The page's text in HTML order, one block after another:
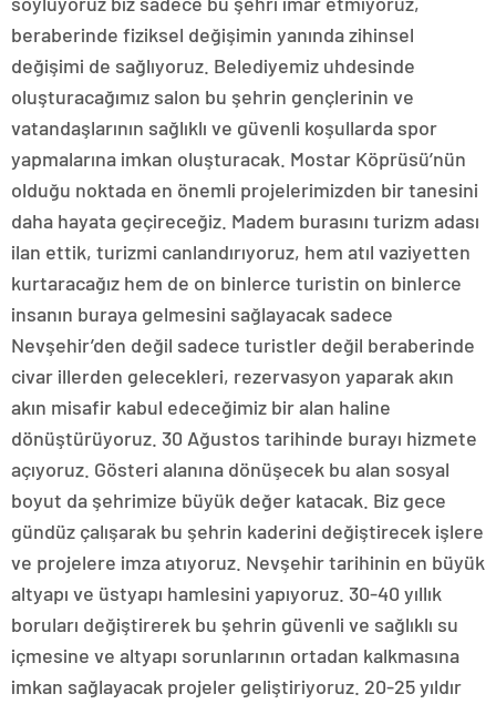
beraberinde fiziksel değişimin yanında zihinsel
değişimi de sağlıyoruz. Belediyemiz uhdesinde
oluşturacağımız salon bu şehrin gençlerinin ve
vatandaşlarının sağlıklı ve güvenli koşullarda spor
yapmalarına imkan oluşturacak. Mostar Köprüsü’nün
olduğu noktada en önemli projelerimizden bir tanesini
daha hayata geçireceğiz. Madem burasını turizm adası
ilan ettik, turizmi canlandırıyoruz, hem atıl vaziyetten
kurtaracağız hem de on binlerce turistin on binlerce
insanın buraya gelmesini sağlayacak sadece
Nevşehir’den değil sadece turistler değil beraberinde
civar illerden gelecekleri, rezervasyon yaparak akın
akın misafir kabul edeceğimiz bir alan haline
dönüştürüyoruz. 30 Ağustos tarihinde burayı hizmete
açıyoruz. Gösteri alanına dönüşecek bu alan sosyal
boyut da şehrimize büyük değer katacak. Biz gece
gündüz çalışarak bu şehrin kaderini değiştirecek işlere
ve projelere imza atıyoruz. Nevşehir tarihinin en büyük
altyapı ve üstyapı hamlesini yapıyoruz. 30-40 yıllık
boruları değiştirerek bu şehrin güvenli ve sağlıklı su
içmesine ve altyapı sorunlarının ortadan kalkmasına
imkan sağlayacak projeler geliştiriyoruz. 20-25 yıldır